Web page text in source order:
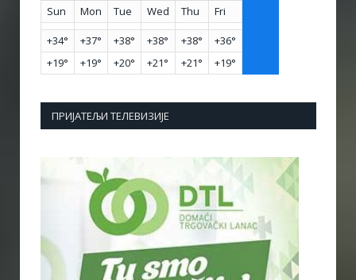
Sun
Mon Tue Wed Thu Fri
+34° +37° +38° +38° +38° +36°
+19° +19° +20° +21° +21° +19°
ПРИЈАТЕЉИ ТЕЛЕВИЗИЈЕ